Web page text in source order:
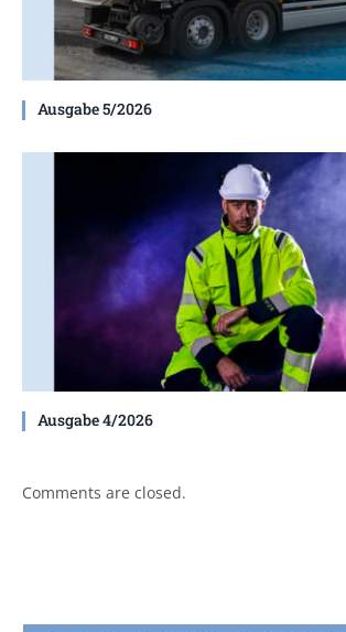
Ausgabe 5/2026
Ausgabe 4/2026
Comments are closed.